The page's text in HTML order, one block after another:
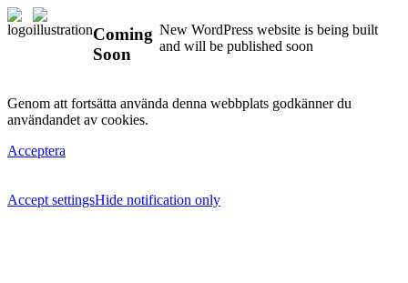
Coming
Soon
New WordPress website is being built
and will be published soon
Genom att fortsätta använda denna webbplats godkänner du
användandet av cookies.
Acceptera
Accept settingsHide notification only